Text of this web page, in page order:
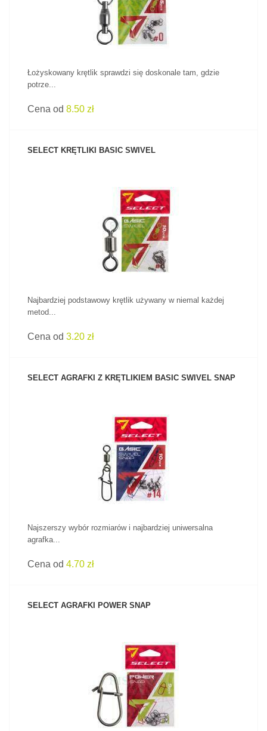
Łożyskowany krętlik sprawdzi się doskonale tam, gdzie
potrze...
Cena od 8.50 zł
SELECT KRĘTLIKI BASIC SWIVEL
ZOBACZ PRODUKT
Najbardziej podstawowy krętlik używany w niemal każdej
metod...
Cena od 3.20 zł
SELECT AGRAFKI Z KRĘTLIKIEM BASIC SWIVEL SNAP
ZOBACZ PRODUKT
Najszerszy wybór rozmiarów i najbardziej uniwersalna
agrafka...
Cena od 4.70 zł
SELECT AGRAFKI POWER SNAP
ZOBACZ PRODUKT